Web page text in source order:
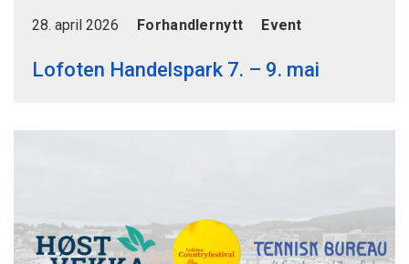
28. april 2026 Forhandlernytt Event
Lofoten Handelspark 7. – 9. mai